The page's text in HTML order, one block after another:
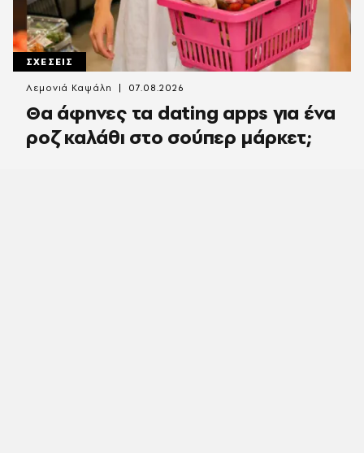
ΣΧΕΣΕΙΣ
Θα άφηνες τα dating apps για ένα
ροζ καλάθι στο σούπερ μάρκετ;
Λεμονιά Καψάλη 07.08.2026